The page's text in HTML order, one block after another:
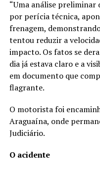
“Uma análise preliminar
por perícia técnica,
frenagem,
tentou reduzir a
impacto. Os fatos se
dia já estava claro e a
em documento que
flagrante.
O motorista foi
Araguaína, onde
Judiciário.
O acidente